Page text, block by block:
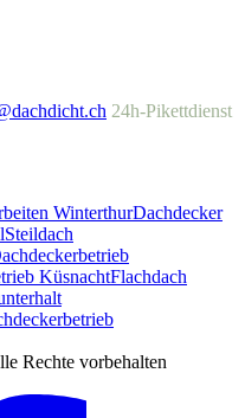
24h-Pikettdienst
WinterthurDachdecker
Steildach
KüsnachtFlachdach
Rechte vorbehalten